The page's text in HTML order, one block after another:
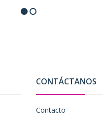
CONTÁCTANOS
Contacto